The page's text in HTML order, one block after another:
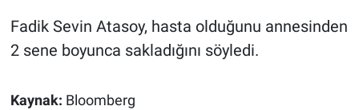
Fadik Sevin Atasoy, hasta olduğunu annesinden
2 sene boyunca sakladığını söyledi.
Kaynak: Bloomberg